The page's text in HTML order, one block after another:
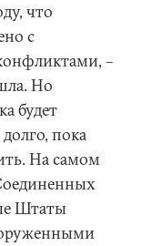
что
с
–
Но
будет
пока
На самом
Штаты